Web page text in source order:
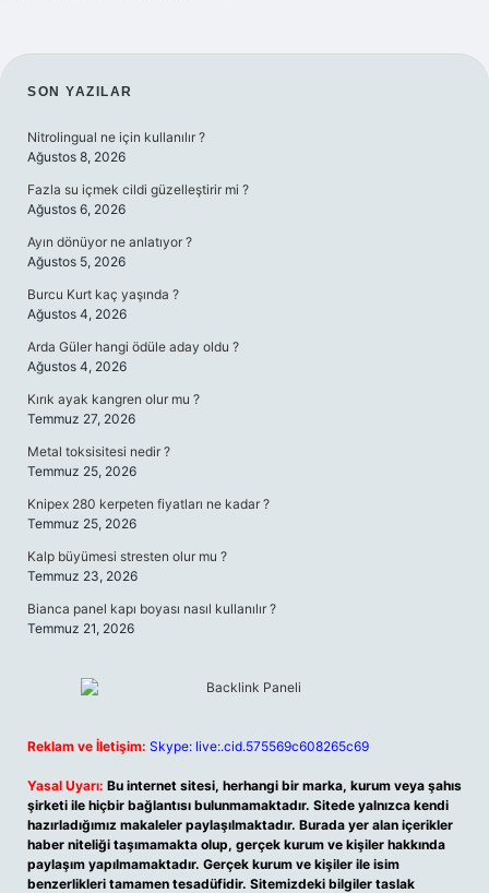
SIDEBAR
SON YAZILAR
Nitrolingual ne için kullanılır ?
Ağustos 8, 2026
Fazla su içmek cildi güzelleştirir mi ?
Ağustos 6, 2026
Ayın dönüyor ne anlatıyor ?
Ağustos 5, 2026
Burcu Kurt kaç yaşında ?
Ağustos 4, 2026
Arda Güler hangi ödüle aday oldu ?
Ağustos 4, 2026
Kırık ayak kangren olur mu ?
Temmuz 27, 2026
Metal toksisitesi nedir ?
Temmuz 25, 2026
Knipex 280 kerpeten fiyatları ne kadar ?
Temmuz 25, 2026
Kalp büyümesi stresten olur mu ?
Temmuz 23, 2026
Bianca panel kapı boyası nasıl kullanılır ?
Temmuz 21, 2026
Reklam ve İletişim: Skype: live:.cid.575569c608265c69
Yasal Uyarı: Bu internet sitesi, herhangi bir marka, kurum veya şahıs
şirketi ile hiçbir bağlantısı bulunmamaktadır. Sitede yalnızca kendi
hazırladığımız makaleler paylaşılmaktadır. Burada yer alan içerikler
haber niteliği taşımamakta olup, gerçek kurum ve kişiler hakkında
paylaşım yapılmamaktadır. Gerçek kurum ve kişiler ile isim
benzerlikleri tamamen tesadüfidir. Sitemizdeki bilgiler taslak